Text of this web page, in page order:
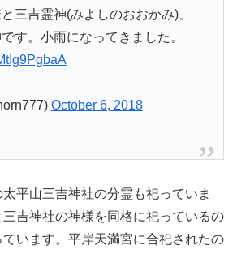
三吉霊神(みよしのおおかみ)、
す。小雨になってきました。
October 6, 2018
平山三吉神社の分霊も祀っていま
吉神社の神様を同格に祀っているの
います。平岸天満宮に合祀されたの